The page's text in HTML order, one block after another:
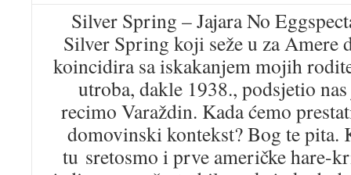
Silver Spring – Jajara No
Silver Spring koji seže u za Amere
koincidira sa iskakanjem mojih
utroba, dakle 1938., podsjetio
recimo Varaždin. Kada ćemo
domovinski kontekst? Bog te pita.
tu sretosmo i prve američke hare-